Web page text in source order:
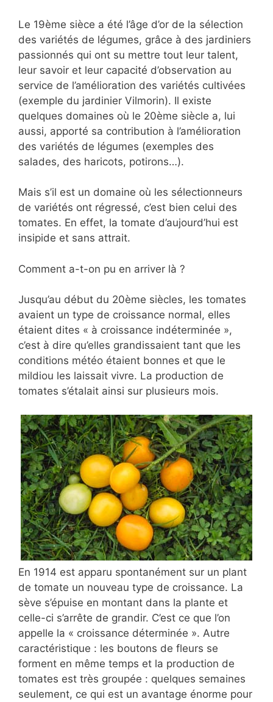
Le 19ème sièce a été l’âge d’or de la sélection
des variétés de légumes, grâce à des jardiniers
passionnés qui ont su mettre tout leur talent,
leur savoir et leur capacité d’observation au
service de l’amélioration des variétés cultivées
(exemple du jardinier Vilmorin). Il existe
quelques domaines où le 20ème siècle a, lui
aussi, apporté sa contribution à l’amélioration
des variétés de légumes (exemples des
salades, des haricots, potirons…).
Mais s’il est un domaine où les sélectionneurs
de variétés ont régressé, c’est bien celui des
tomates. En effet, la tomate d’aujourd’hui est
insipide et sans attrait.
Comment a-t-on pu en arriver là ?
Jusqu’au début du 20ème siècles, les tomates
avaient un type de croissance normal, elles
étaient dites « à croissance indéterminée »,
c’est à dire qu’elles grandissaient tant que les
conditions météo étaient bonnes et que le
mildiou les laissait vivre. La production de
tomates s’étalait ainsi sur plusieurs mois.
En 1914 est apparu spontanément sur un plant
de tomate un nouveau type de croissance. La
sève s’épuise en montant dans la plante et
celle-ci s’arrête de grandir. C’est ce que l’on
appelle la « croissance déterminée ». Autre
caractéristique : les boutons de fleurs se
forment en même temps et la production de
tomates est très groupée : quelques semaines
seulement, ce qui est un avantage énorme pour